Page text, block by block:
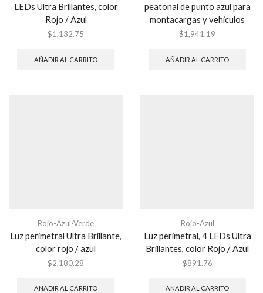
LEDs Ultra Brillantes, color
Rojo / Azul
$1,132.75
AÑADIR AL CARRITO
peatonal de punto azul para
montacargas y vehiculos
$1,941.19
AÑADIR AL CARRITO
Rojo-Azul-Verde
Luz perimetral Ultra Brillante,
color rojo / azul
$2,180.28
AÑADIR AL CARRITO
Rojo-Azul
Luz perimetral, 4 LEDs Ultra
Brillantes, color Rojo / Azul
$891.76
AÑADIR AL CARRITO